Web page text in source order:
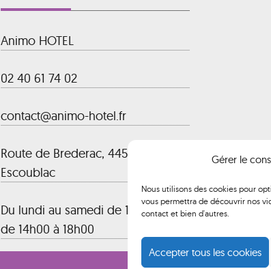
Gérer le
Nous utilisons des cookies pour
vous permettra de découvrir nos
contact et bien d'autres.
Accepter tous les cookies
Animo HOTEL
02 40 61 74 02
contact@animo-hotel.fr
Route de Brederac, 44500 La Baule-
Escoublac
Du lundi au samedi de 10h00 à 12h00 et
de 14h00 à 18h00